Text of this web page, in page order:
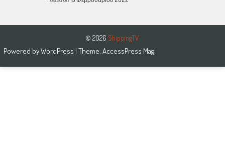
© 2026 ShippingTV
Powered byWordPress | Theme: AccessPress Mag